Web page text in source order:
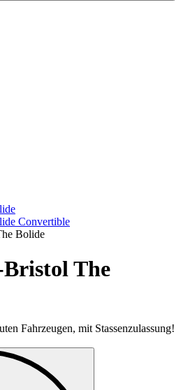
Convertible
Bolide
The
Fahrzeugen, mit Stassenzulassung!